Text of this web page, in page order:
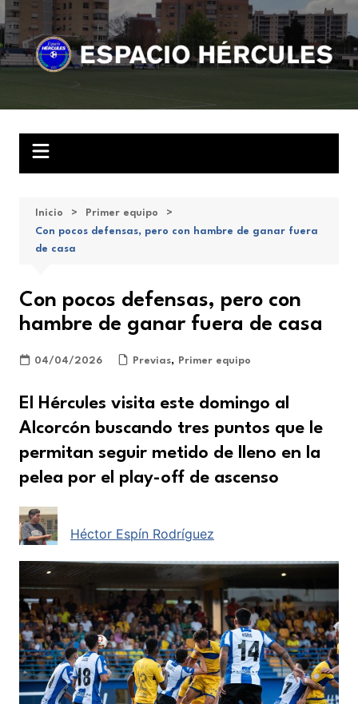
Saltar
al
contenido
Inicio
Primer equipo
Con pocos defensas, pero con hambre de ganar fuera
de casa
Con pocos defensas, pero con
hambre de ganar fuera de casa
04/04/2026 Previas, Primer equipo
El Hércules visita este domingo al
Alcorcón buscando tres puntos que le
permitan seguir metido de lleno en la
pelea por el play-off de ascenso
Héctor Espín Rodríguez